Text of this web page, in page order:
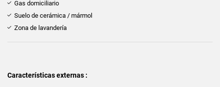
Gas domiciliario
Suelo de cerámica / mármol
Zona de lavandería
Características externas :